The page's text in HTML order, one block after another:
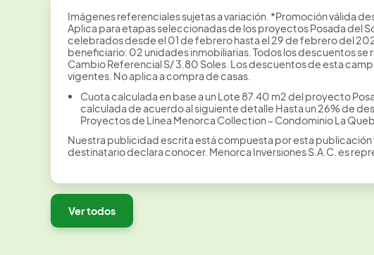
Imágenes referenciales sujetas a variación. *Promoción válida
Aplica para etapas seleccionadas de los proyectos Posada del
celebrados desde el 01 de febrero hasta el 29 de febrero del
beneficiario: 02 unidades inmobiliarias. Todos los descuentos
Cambio Referencial S/ 3.80 Soles. Los descuentos de esta
vigentes. No aplica a compra de casas.
Cuota calculada en base a un Lote 87.40 m2 del proyecto
calculada de acuerdo al siguiente detalle Hasta un 26% de
Proyectos de Línea Menorca Collection – Condominio La
Nuestra publicidad escrita está compuesta por esta
destinatario declara conocer. Menorca Inversiones S.A.C. es
Ver todos